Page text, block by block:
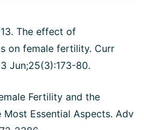
The effect of
on female fertility. Curr
Jun;25(3):173-80.
Fertility and the
Essential Aspects. Adv